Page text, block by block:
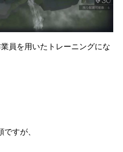
員を用いたトレーニングにな
すが、